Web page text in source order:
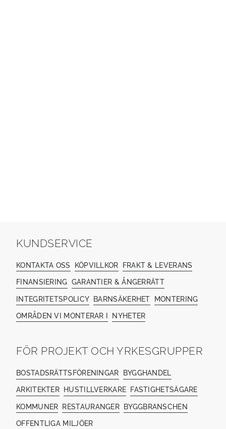
KUNDSERVICE
KONTAKTA OSS KÖPVILLKOR FRAKT & LEVERANS
FINANSIERING GARANTIER & ÅNGERRÄTT
INTEGRITETSPOLICY BARNSÄKERHET MONTERING
OMRÅDEN VI MONTERAR I NYHETER
FÖR PROJEKT OCH YRKESGRUPPER
BOSTADSRÄTTSFÖRENINGAR BYGGHANDEL
ARKITEKTER HUSTILLVERKARE FASTIGHETSÄGARE
KOMMUNER RESTAURANGER BYGGBRANSCHEN
OFFENTLIGA MILJÖER